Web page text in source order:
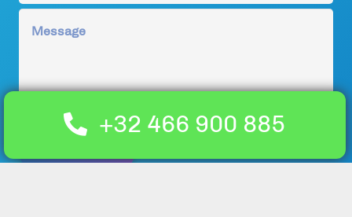
+32 466 900 885